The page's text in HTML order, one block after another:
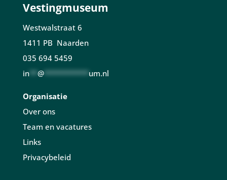
Vestingmuseum
Westwalstraat 6
1411 PB Naarden
035 694 5459
in** @*********** um.nl
Organisatie
Over ons
Team en vacatures
Links
Privacybeleid